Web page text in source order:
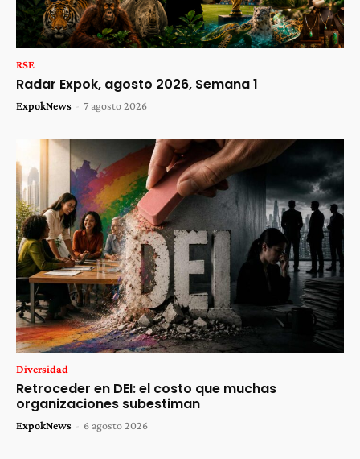
RSE
Radar Expok, agosto 2026, Semana 1
ExpokNews - 7 agosto 2026
Diversidad
Retroceder en DEI: el costo que muchas
organizaciones subestiman
ExpokNews - 6 agosto 2026